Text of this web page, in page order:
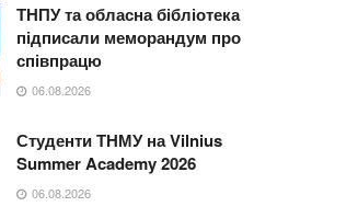
ТНПУ та обласна бібліотека
підписали меморандум про
співпрацю
06.08.2026
Студенти ТНМУ на Vilnius
Summer Academy 2026
06.08.2026